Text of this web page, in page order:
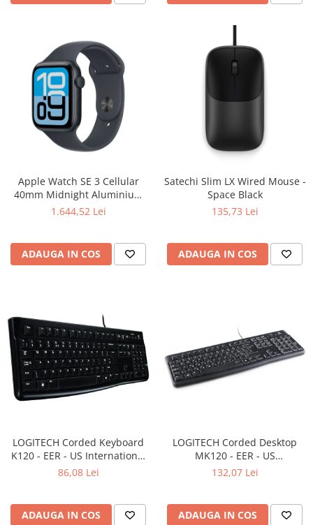
Microfoane & Casti Gaming
Mouse Gaming
Scaune Gaming
Tastaturi Gaming
Card Reader
Periferice PC
Camere Web
Adaptoare
Casti
Componente PC
Placi de Baza
Placi Video
CPU
SSD
Hard Disc-uri
Carcase
Apple Watch SE 3 Cellular
40mm Midnight Aluminium
Case with Midnight Sport
1.644,52 Lei
ADAUGA IN COS
Satechi Slim LX Wired Mouse -
Space Black
135,73 Lei
ADAUGA IN COS
LOGITECH Corded Keyboard
K120 - EER - US International
layout
86,08 Lei
ADAUGA IN COS
LOGITECH Corded Desktop
MK120 - EER - US
International layout
132,07 Lei
ADAUGA IN COS